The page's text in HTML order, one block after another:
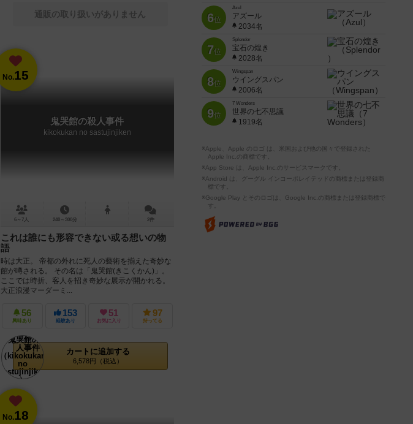
通販の取り扱いがありません
No.15
鬼哭館の殺人事件
kikokukan no sastujinjiken
6～7人 240～300分 2件
これは誰にも形容できない或る想いの物
語
時は大正。 帝都の外れに死人の藝術を揃えた奇妙な
館が噂される。 その名は「鬼哭館(きこくかん)」。
ここでは時折、客人を招き奇妙な展示が開かれる。
大正浪漫マーダーミ...
56
興味あり
153
経験あり
51
お気に入り
97
持ってる
カートに追加する
6,578円（税込）
No.18
6位
Azul
アズール
2034名
7位
Splendor
宝石の煌き
2028名
8位
Wingspan
ウイングスパン
2006名
9位
7 Wonders
世界の七不思議
1919名
※Apple、Apple のロゴ は、米国および他の国々で登録された
Apple Inc.の商標です。
※App Store は、Apple Inc.のサービスマークです。
※Android は、グーグル インコーポレイテッドの商標または登録商
標です。
※Google Play とそのロゴは、Google Inc.の商標または登録商標で
す。